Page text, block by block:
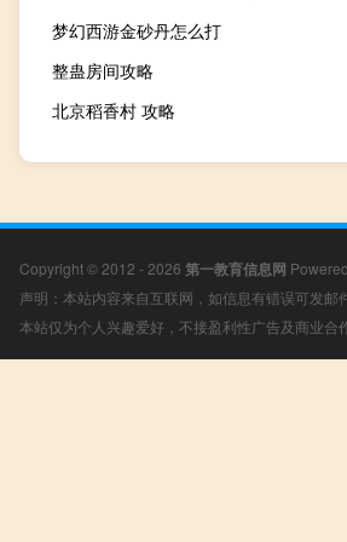
梦幻西游金砂丹怎么打
整蛊房间攻略
北京稻香村 攻略
Copyright © 2012 - 2026 第一教育信息网
声明：本站内容来自互联网，如信息有错误可发
本站仅为个人兴趣爱好，不接盈利性广告及商业合